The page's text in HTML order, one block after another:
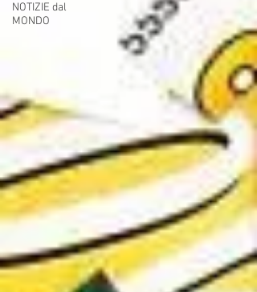
NOTIZIE dal
MONDO